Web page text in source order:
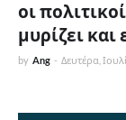
οι
μυρίζει και
by Ang - Δευτέρα,